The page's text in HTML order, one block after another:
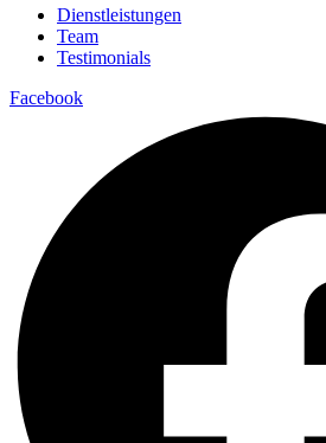
Dienstleistungen
Team
Testimonials
Facebook